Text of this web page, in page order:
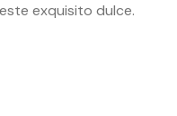
exquisito dulce.